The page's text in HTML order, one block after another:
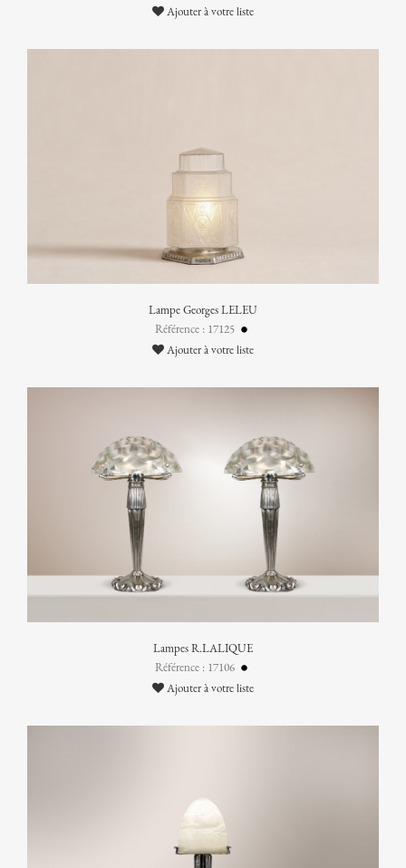
Ajouter à votre liste
Lampe Georges LELEU
Référence : 17125
Ajouter à votre liste
Lampes R.LALIQUE
Référence : 17106
Ajouter à votre liste